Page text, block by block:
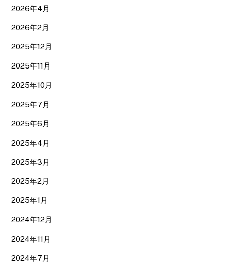
2026年4月
2026年2月
2025年12月
2025年11月
2025年10月
2025年7月
2025年6月
2025年4月
2025年3月
2025年2月
2025年1月
2024年12月
2024年11月
2024年7月